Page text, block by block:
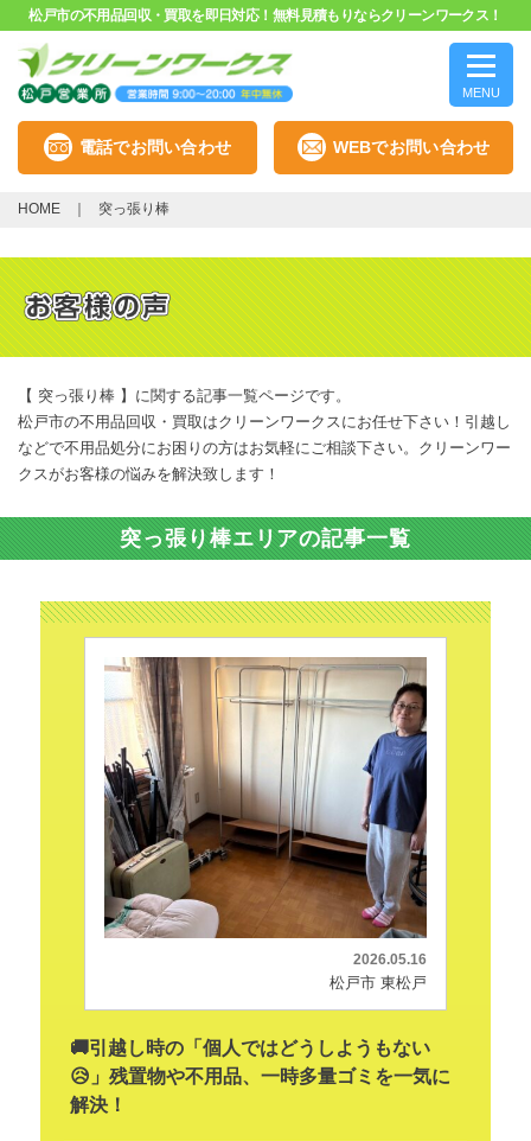
松戸市の不用品回収・買取を即日対応！無料見積もりならクリーンワークス！
MENU
電話でお問い合わせ WEBでお問い合わせ
HOME 突っ張り棒
【 突っ張り棒 】に関する記事一覧ページです。
松戸市の不用品回収・買取はクリーンワークスにお任せ下さい！引越し
などで不用品処分にお困りの方はお気軽にご相談下さい。クリーンワー
クスがお客様の悩みを解決致します！
突っ張り棒エリアの記事一覧
2026.05.16
松戸市 東松戸
🚚引越し時の「個人ではどうしようもない
😥」残置物や不用品、一時多量ゴミを一気に
解決！